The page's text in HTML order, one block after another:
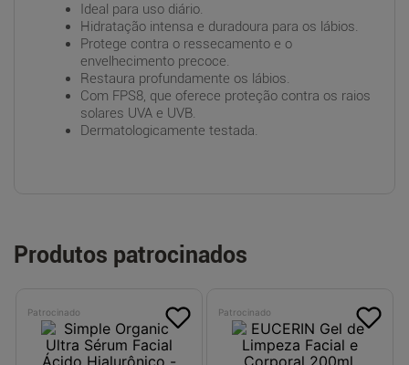
Ideal para uso diário.
Hidratação intensa e duradoura para os lábios.
Protege contra o ressecamento e o
envelhecimento precoce.
Restaura profundamente os lábios.
Com FPS8, que oferece proteção contra os raios
solares UVA e UVB.
Dermatologicamente testada.
Produtos patrocinados
Patrocinado Patrocinado